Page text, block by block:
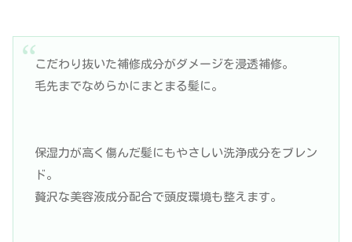
こだわり抜いた補修成分がダメージを浸透補修。
毛先までなめらかにまとまる髪に。
保湿力が高く傷んだ髪にもやさしい洗浄成分をブレン
ド。
贅沢な美容液成分配合で頭皮環境も整えます。